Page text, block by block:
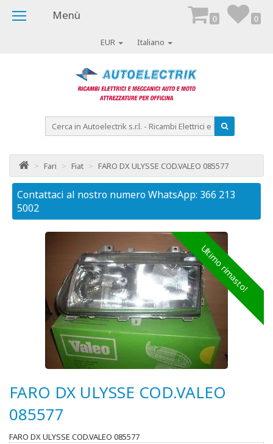
EUR Italiano
0 0
Menù
> Fari > Fiat > FARO DX ULYSSE COD.VALEO 085577
Contattaci al nostro numero WhatsApp: 366 213
5002
Ultimo rimasto!
FARO DX ULYSSE COD.VALEO
085577
FARO DX ULYSSE COD.VALEO 085577